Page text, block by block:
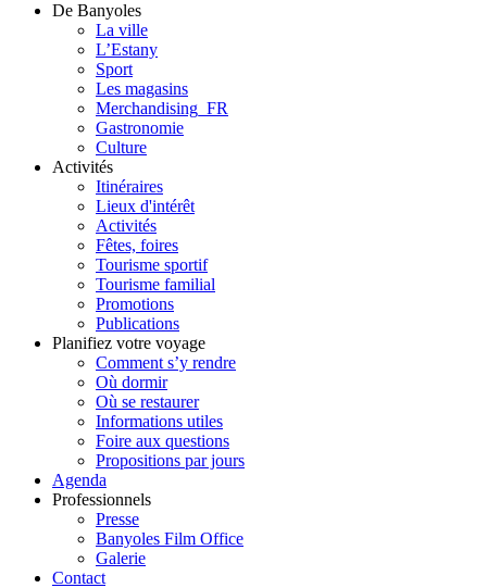
De Banyoles
La ville
L’Estany
Sport
Les magasins
Merchandising_FR
Gastronomie
Culture
Activités
Itinéraires
Lieux d'intérêt
Activités
Fêtes, foires
Tourisme sportif
Tourisme familial
Promotions
Publications
Planifiez votre voyage
Comment s’y rendre
Où dormir
Où se restaurer
Informations utiles
Foire aux questions
Propositions par jours
Agenda
Professionnels
Presse
Banyoles Film Office
Galerie
Contact